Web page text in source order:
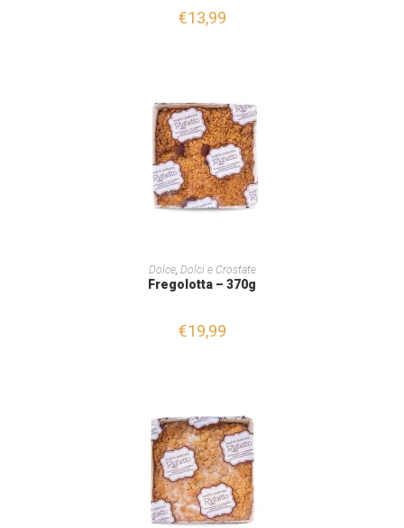
€13,99
AGGIUNGI AL CARRELLO
Dolce, Dolci e Crostate
Fregolotta – 370g
€19,99